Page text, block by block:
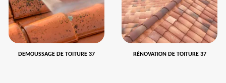
DEMOUSSAGE DE TOITURE 37 RÉNOVATION DE TOITURE 37